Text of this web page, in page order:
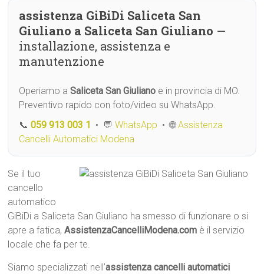
assistenza GiBiDi Saliceta San
Giuliano a Saliceta San Giuliano —
installazione, assistenza e
manutenzione
Operiamo aSaliceta San Giuliano e in provincia di MO.
Preventivo rapido con foto/video su WhatsApp.
📞059 913 003 1 • 💬WhatsApp • 🌐Assistenza
Cancelli Automatici Modena
Se il tuo
cancello
automatico
GiBiDi a Saliceta San Giuliano ha smesso di funzionare o si
apre a fatica,AssistenzaCancelliModena.com è il servizio
locale che fa per te.
Siamo specializzati nell’assistenza cancelli automatici